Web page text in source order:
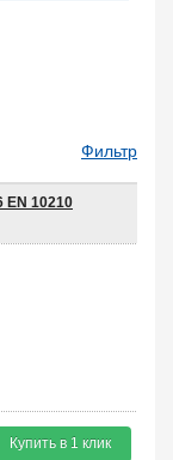
Фильтр
EN 10210
Купить в 1 клик